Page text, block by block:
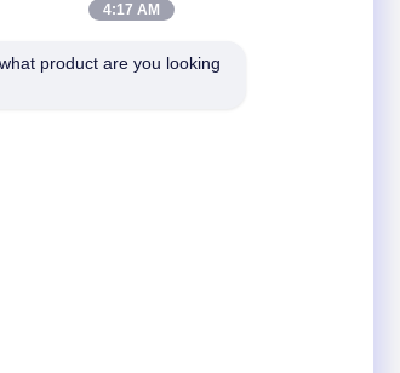
4:17 AM
product are you looking